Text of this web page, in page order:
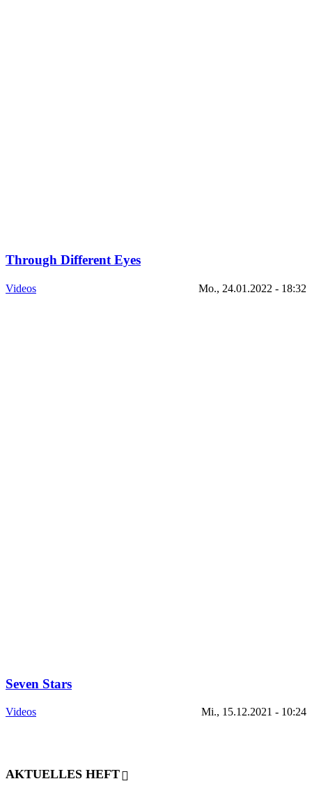
Through Different Eyes
Videos Mo., 24.01.2022 - 18:32
Seven Stars
Videos Mi., 15.12.2021 - 10:24
AKTUELLES HEFT